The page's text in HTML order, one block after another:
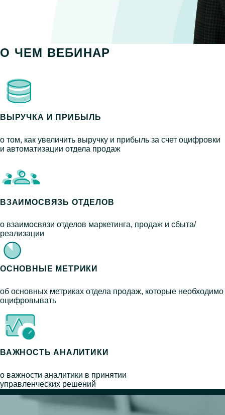
О ЧЕМ ВЕБИНАР
ВЫРУЧКА И ПРИБЫЛЬ
о том, как увеличить выручку и прибыль за счет оцифровки
и автоматизации отдела продаж
ВЗАИМОСВЯЗЬ ОТДЕЛОВ
о взаимосвязи отделов маркетинга, продаж и сбыта/
реализации
ОСНОВНЫЕ МЕТРИКИ
об основных метриках отдела продаж, которые необходимо
оцифровывать
ВАЖНОСТЬ АНАЛИТИКИ
о важности аналитики в принятии
управленческих решений